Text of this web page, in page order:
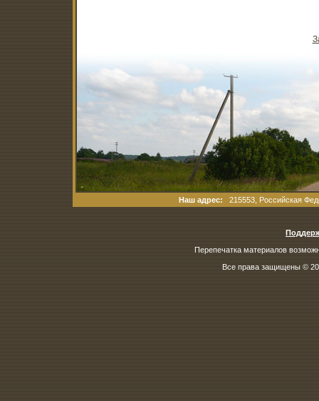
Наш адрес: 215553, Российская
Перепечатка материалов
Все права защищены ©